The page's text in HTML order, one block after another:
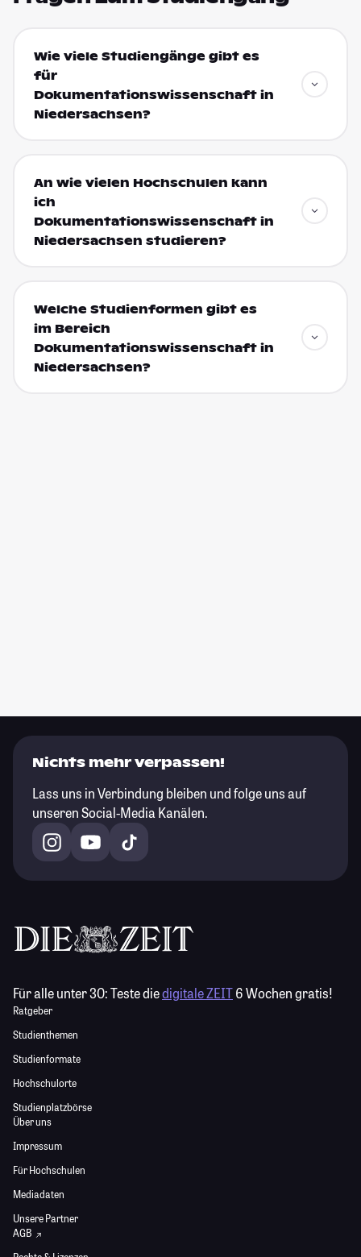
Wie viele Studiengänge gibt es
für
Dokumentationswissenschaft in
Niedersachsen?
An wie vielen Hochschulen kann
ich
Dokumentationswissenschaft in
Niedersachsen studieren?
Welche Studienformen gibt es
im Bereich
Dokumentationswissenschaft in
Niedersachsen?
Nichts mehr verpassen!
Lass uns in Verbindung bleiben und folge uns auf
unseren Social-Media Kanälen.
Für alle unter 30:Teste diedigitale ZEIT6 Wochen gratis!
Ratgeber
Studienthemen
Studienformate
Hochschulorte
Studienplatzbörse
Über uns
Impressum
Für Hochschulen
Mediadaten
Unsere Partner
AGB